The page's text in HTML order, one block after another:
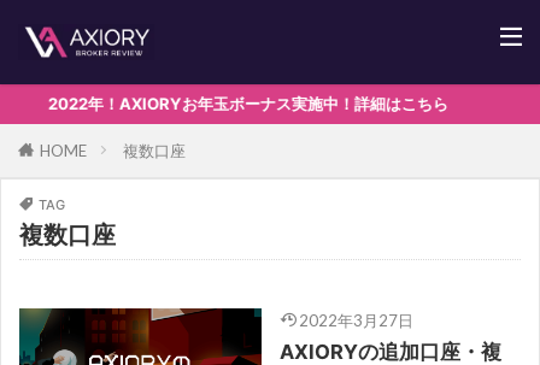
2022年！AXIORYお年玉ボーナス実施中！詳細はこちら
HOME 複数口座
TAG
複数口座
2022年3月27日
AXIORYの追加口座・複